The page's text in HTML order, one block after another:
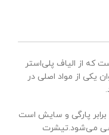
که از الیاف پلی‌استر
یکی از مواد اصلی در
برابر پارگی و سایش است
می‌شود.تیشرت